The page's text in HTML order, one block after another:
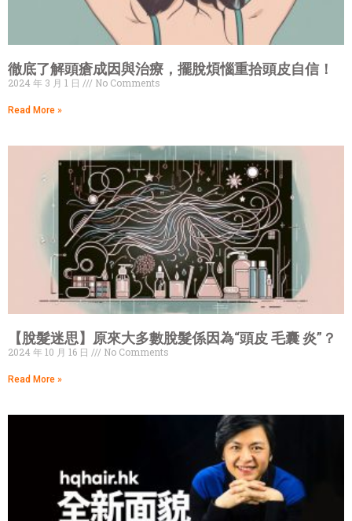
徹底了解頭瘡成因與治療，擺脫煩惱重拾頭皮自信！
2024 年 3 月 1 日 No Comments
Read More »
【脫髮迷思】原來大多數脫髮係因為“頭皮 毛囊 炎”？
2024 年 10 月 16 日 No Comments
Read More »